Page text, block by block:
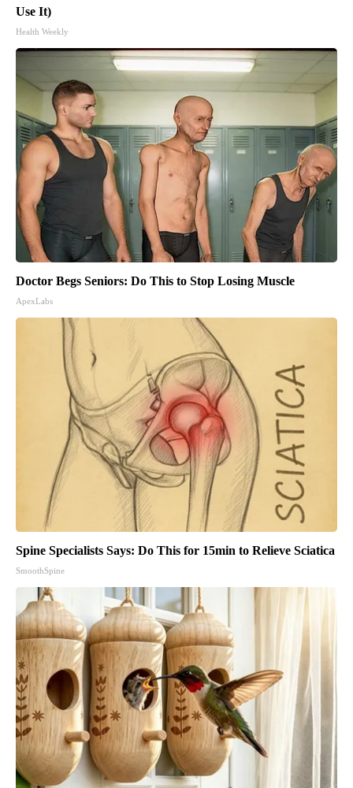
Use It)
Health Weekly
Doctor Begs Seniors: Do This to Stop Losing Muscle
ApexLabs
Spine Specialists Says: Do This for 15min to Relieve Sciatica
SmoothSpine